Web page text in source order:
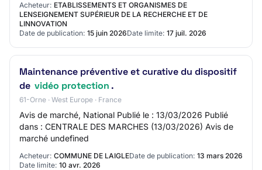
Acheteur: ETABLISSEMENTS ET ORGANISMES DE
LENSEIGNEMENT SUPÉRIEUR DE LA RECHERCHE ET DE
LINNOVATION
Date de publication: 15 juin 2026Date limite: 17 juil. 2026
Maintenance préventive et curative du dispositif
de vidéo protection .
61-Orne · West Europe · France
Avis de marché, National Publié le : 13/03/2026 Publié
dans : CENTRALE DES MARCHES (13/03/2026) Avis de
marché undefined
Acheteur: COMMUNE DE LAIGLEDate de publication: 13 mars 2026
Date limite: 10 avr. 2026